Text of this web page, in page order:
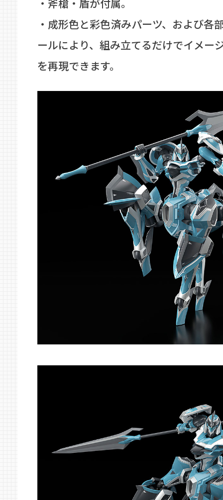
・斧槍・盾が付属。
・成形色と彩色済みパーツ、および各
ールにより、組み立てるだけでイメー
を再現できます。